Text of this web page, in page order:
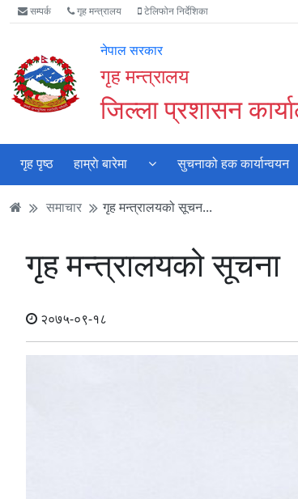
Accessibility
Mode
गर्नुहोस्
मुख्य
सामाग्री
मुख्य
नेभिगेसन
वेबसाइट
खोजमा
सम्पर्क गृह मन्त्रालय टेलिफोन निर्देशिका
नेपाल सरकार
गृह मन्त्रालय
जिल्ला प्रशासन
गृह पृष्ठ हाम्राे बारेमा सुचनाको हक कार्यान्वयन
समाचार गृह मन्त्रालयको सूचन...
गृह मन्त्रालयको सूचना
२०७५-०९-१८